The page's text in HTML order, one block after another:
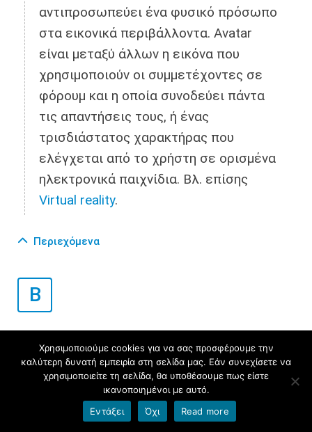
αντιπροσωπεύει ένα φυσικό πρόσωπο
στα εικονικά περιβάλλοντα. Avatar
είναι μεταξύ άλλων η εικόνα που
χρησιμοποιούν οι συμμετέχοντες σε
φόρουμ και η οποία συνοδεύει πάντα
τις απαντήσεις τους, ή ένας
τρισδιάστατος χαρακτήρας που
ελέγχεται από το χρήστη σε ορισμένα
ηλεκτρονικά παιχνίδια. Βλ. επίσης
Virtual reality.
Περιεχόμενα
B
Backup
Εφεδρικό αντίγραφο.
Απαγόρευση
Χρησιμοποιούμε cookies για να σας προσφέρουμε την
καλύτερη δυνατή εμπειρία στη σελίδα μας. Εάν συνεχίσετε να
χρησιμοποιείτε τη σελίδα, θα υποθέσουμε πως είστε
ικανοποιημένοι με αυτό.
Εντάξει
Όχι Read more